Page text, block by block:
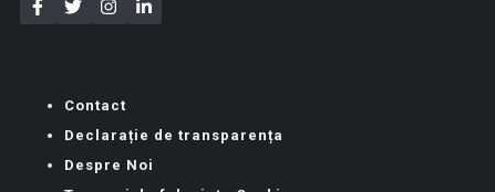
Contact
Declarație de transparența
Despre Noi